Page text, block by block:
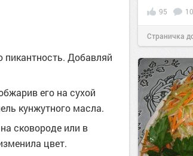
пикантность. Добавляй
его на сухой
кунжутного масла.
сковороде или в
цвет.
95 10
Страничка
позитива!